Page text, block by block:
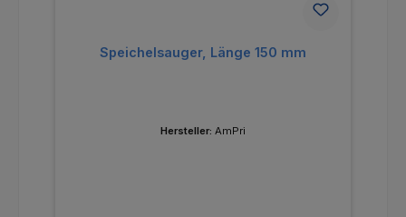
Speichelsauger, Länge 150 mm
Hersteller: AmPri